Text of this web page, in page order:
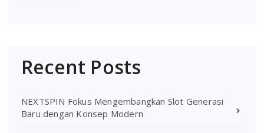
Recent Posts
NEXTSPIN Fokus Mengembangkan Slot Generasi
Baru dengan Konsep Modern